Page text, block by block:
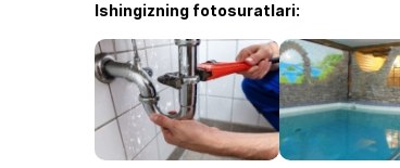
Ishingizning fotosuratlari: